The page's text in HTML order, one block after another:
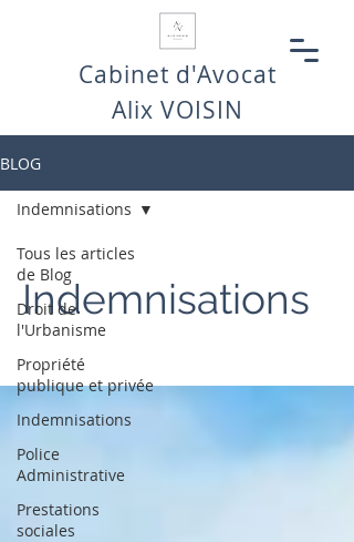
Cabinet d'Avocat
Alix VOISIN
BLOG
Tous les articles
de Blog
Droit de
l'Urbanisme
Propriété
publique et privée
Indemnisations
Police
Administrative
Prestations
sociales
Indemnisations
Indemnisations